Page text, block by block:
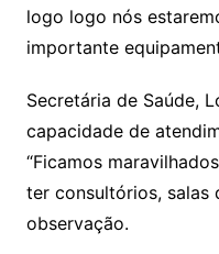
logo logo nós
importante
Secretária de Saúde,
capacidade de
“Ficamos
ter consultórios, salas
observação.